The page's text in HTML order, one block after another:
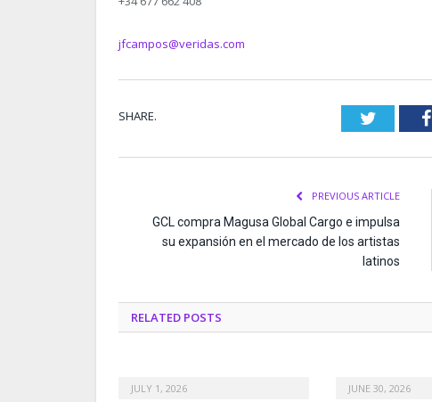
jfcampos@veridas.com
SHARE. Twitter
PREVIOUS ARTICLE
GCL compra Magusa Global Cargo e impulsa
su expansión en el mercado de los artistas
latinos
RELATED POSTS
JULY 1, 2026 JUNE 30, 2026